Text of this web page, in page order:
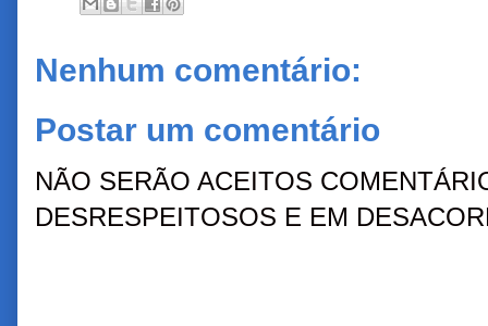
Nenhum comentário:
Postar um comentário
NÃO SERÃO ACEITOS
DESRESPEITOSOS E EM